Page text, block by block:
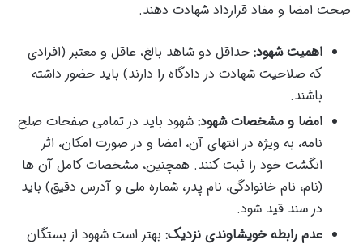
صحت امضا و مفاد قرارداد شهادت دهند.
اهمیت شهود: حداقل دو شاهد بالغ، عاقل و معتبر (افرادی
که صلاحیت شهادت در دادگاه را دارند) باید حضور داشته
باشند.
امضا و مشخصات شهود: شهود باید در تمامی صفحات صلح
نامه، به ویژه در انتهای آن، امضا و در صورت امکان، اثر
انگشت خود را ثبت کنند. همچنین، مشخصات کامل آن ها
(نام، نام خانوادگی، نام پدر، شماره ملی و آدرس دقیق) باید
در سند قید شود.
عدم رابطه خویشاوندی نزدیک: بهتر است شهود از بستگان